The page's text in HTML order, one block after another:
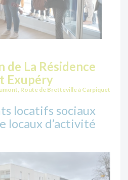
de La Résidence
Exupéry
Route de Bretteville à Carpiquet
locatifs sociaux
locaux d’activité